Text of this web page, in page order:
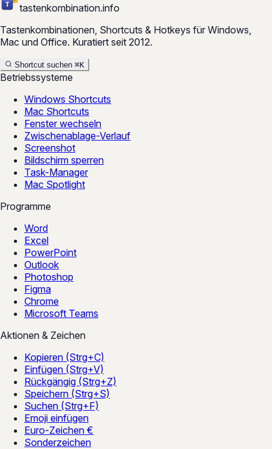
tastenkombination.info
Tastenkombinationen, Shortcuts & Hotkeys für Windows,
Mac und Office. Kuratiert seit 2012.
Shortcut suchen ⌘K
Betriebssysteme
Windows Shortcuts
Mac Shortcuts
Fenster wechseln
Zwischenablage-Verlauf
Screenshot
Bildschirm sperren
Task-Manager
Mac Spotlight
Programme
Word
Excel
PowerPoint
Outlook
Photoshop
Figma
Chrome
Microsoft Teams
Aktionen & Zeichen
Kopieren (Strg+C)
Einfügen (Strg+V)
Rückgängig (Strg+Z)
Speichern (Strg+S)
Suchen (Strg+F)
Emoji einfügen
Euro-Zeichen €
Sonderzeichen